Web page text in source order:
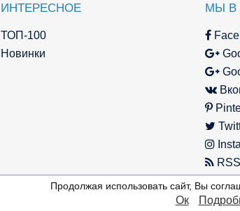
ИНТЕРЕСНОЕ
ТОП-100
Новинки
МЫ В
RSS
Продолжая использовать сайт, Вы
Ок